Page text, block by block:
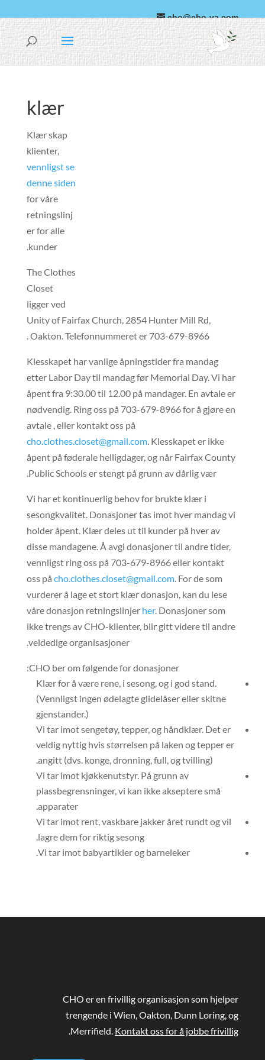
cho@cho-va.com
Arabisk
español
klær
Klær skap
klienter,
vennligst se
denne siden
for våre
retningslinj
er for alle
kunder.
The Clothes
Closet
ligger ved
Unity of Fairfax Church, 2854 Hunter Mill Rd,
Oakton. Telefonnummeret er 703-679-8966 .
Klesskapet har vanlige åpningstider fra mandag
etter Labor Day til mandag før Memorial Day. Vi har
åpent fra 9:30.00 til 12.00 på mandager. En avtale er
nødvendig. Ring oss på 703-679-8966 for å gjøre en
avtale , eller kontakt oss på
cho.clothes.closet@gmail.com. Klesskapet er ikke
åpent på føderale helligdager, og når Fairfax County
Public Schools er stengt på grunn av dårlig vær.
Vi har et kontinuerlig behov for brukte klær i
sesongkvalitet. Donasjoner tas imot hver mandag vi
holder åpent. Klær deles ut til kunder på hver av
disse mandagene. Å avgi donasjoner til andre tider,
vennligst ring oss på 703-679-8966 eller kontakt
oss på cho.clothes.closet@gmail.com. For de som
vurderer å lage et stort klær donasjon, kan du lese
våre donasjon retningslinjer her. Donasjoner som
ikke trengs av CHO-klienter, blir gitt videre til andre
veldedige organisasjoner.
CHO ber om følgende for donasjoner:
️Klær for å være rene, i sesong, og i god stand.
(Vennligst ingen ødelagte glidelåser eller skitne
gjenstander.)
️Vi tar imot sengetøy, tepper, og håndklær. Det er
veldig nyttig hvis størrelsen på laken og tepper er
angitt (dvs. konge, dronning, full, og tvilling).
️Vi tar imot kjøkkenutstyr. På grunn av
plassbegrensninger, vi kan ikke akseptere små
apparater.
️Vi tar imot rent, vaskbare jakker året rundt og vil
lagre dem for riktig sesong.
️Vi tar imot babyartikler og barneleker.
CHO er en frivillig organisasjon som hjelper
trengende i Wien, Oakton, Dunn Loring, og
Merrifield. Kontakt oss for å jobbe frivillig
.